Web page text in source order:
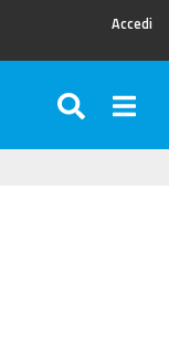
Accedi